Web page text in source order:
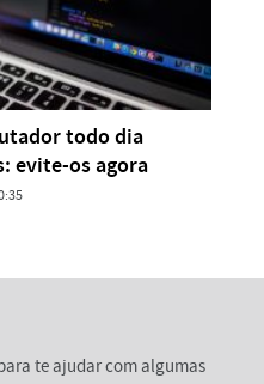
todo dia
evite-os agora
te ajudar com algumas